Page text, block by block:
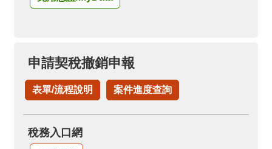
申請契稅撤銷申報
表單/流程說明 案件進度查詢
稅務入口網